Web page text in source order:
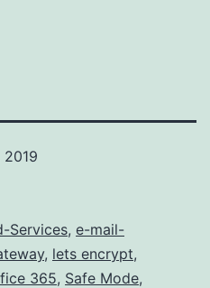
Services, e-mail-
, lets encrypt,
365, Safe Mode,